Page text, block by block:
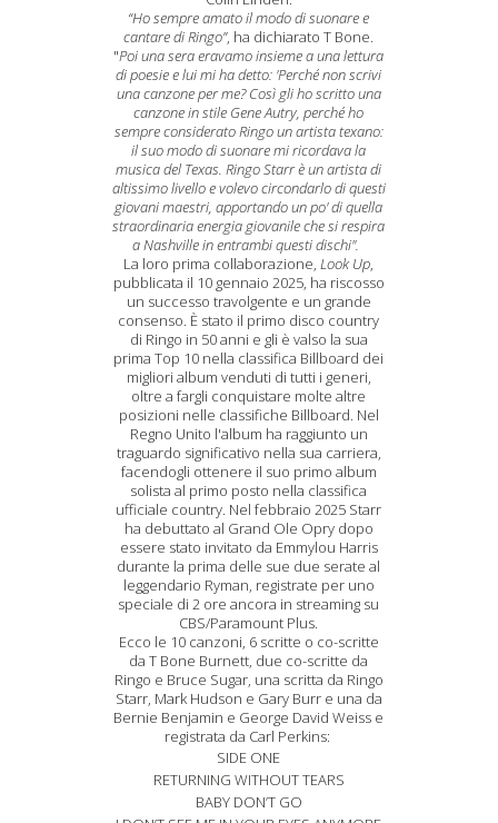
“Ho sempre amato il modo di suonare e
cantare di Ringo”, ha dichiarato T Bone.
"Poi una sera eravamo insieme a una lettura
di poesie e lui mi ha detto: 'Perché non scrivi
una canzone per me? Così gli ho scritto una
canzone in stile Gene Autry, perché ho
sempre considerato Ringo un artista texano:
il suo modo di suonare mi ricordava la
musica del Texas. Ringo Starr è un artista di
altissimo livello e volevo circondarlo di questi
giovani maestri, apportando un po' di quella
straordinaria energia giovanile che si respira
a Nashville in entrambi questi dischi".
La loro prima collaborazione,Look Up,
pubblicata il 10 gennaio 2025, ha riscosso
un successo travolgente e un grande
consenso. È stato il primo disco country
di Ringo in 50 anni e gli è valso la sua
prima Top 10 nella classifica Billboard dei
migliori album venduti di tutti i generi,
oltre a fargli conquistare molte altre
posizioni nelle classifiche Billboard. Nel
Regno Unito l'album ha raggiunto un
traguardo significativo nella sua carriera,
facendogli ottenere il suo primo album
solista al primo posto nella classifica
ufficiale country. Nel febbraio 2025 Starr
ha debuttato al Grand Ole Opry dopo
essere stato invitato da Emmylou Harris
durante la prima delle sue due serate al
leggendario Ryman, registrate per uno
speciale di 2 ore ancora in streaming su
CBS/Paramount Plus.
Ecco le 10 canzoni, 6 scritte o co-scritte
da T Bone Burnett, due co-scritte da
Ringo e Bruce Sugar, una scritta da Ringo
Starr, Mark Hudson e Gary Burr e una da
Bernie Benjamin e George David Weiss e
registrata da Carl Perkins:
SIDE ONE
RETURNING WITHOUT TEARS
BABY DON’T GO